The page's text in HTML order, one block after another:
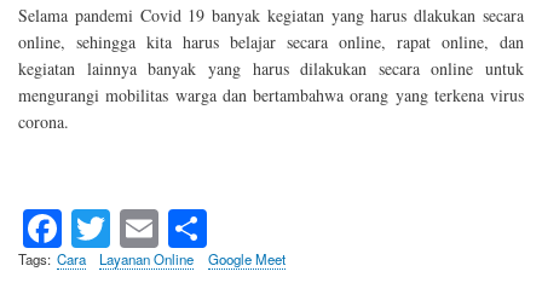
Selama pandemi Covid 19 banyak kegiatan yang harus dlakukan secara
online, sehingga kita harus belajar secara online, rapat online, dan
kegiatan lainnya banyak yang harus dilakukan secara online untuk
mengurangi mobilitas warga dan bertambahwa orang yang terkena virus
corona.
Fa
ce
T
wi
E
m ha
Tags Cara Layanan Online Google Meet